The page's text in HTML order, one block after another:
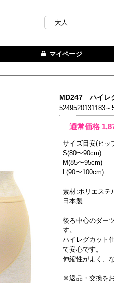
マイページ
MD247 ハイレ
5249520131183～
通常価格
サイズ目安(ヒッ
S(80〜90cm)
M(85〜95cm)
L(90〜100cm)
素材:ポリエステ
日本製
後ろ中心のダー
す。
ハイレグカット
て安心です。
伸縮性がよく、
※返品・交換を